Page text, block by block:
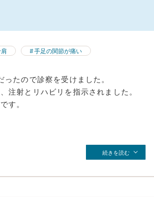
手足の関節が痛い
たので診察を受けました。
注射とリハビリを指示されました。
す。
続きを読む